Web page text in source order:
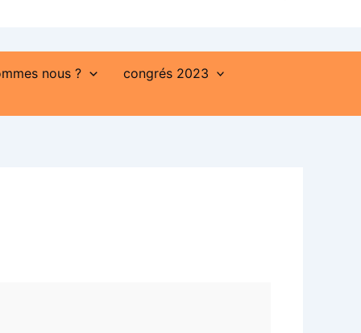
nous ? congrés 2023